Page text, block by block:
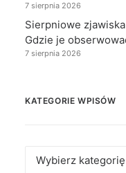
7 sierpnia 2026
Sierpniowe
Gdzie je
7 sierpnia 2026
KATEGORIE WPISÓW
Kategorie